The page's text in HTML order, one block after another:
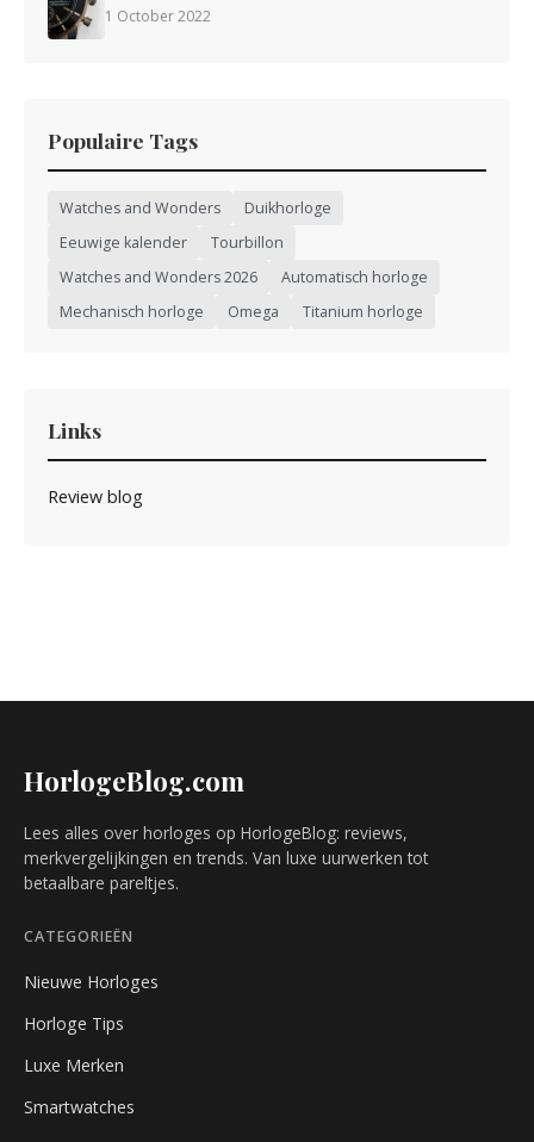
1 October 2022
Populaire Tags
Watches and Wonders
Duikhorloge
Eeuwige kalender
Tourbillon
Watches and Wonders 2026
Automatisch horloge
Mechanisch horloge
Omega Titanium horloge
Links
Review blog
HorlogeBlog.com
Lees alles over horloges op HorlogeBlog: reviews,
merkvergelijkingen en trends. Van luxe uurwerken tot
betaalbare pareltjes.
CATEGORIEËN
Nieuwe Horloges
Horloge Tips
Luxe Merken
Smartwatches